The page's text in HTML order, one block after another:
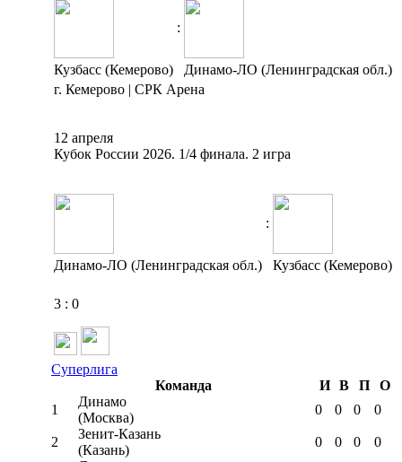
:
Кузбасс (Кемерово)
Динамо-ЛО (Ленинградская обл.)
г. Кемерово | СРК Арена
12 апреля
Кубок России 2026. 1/4 финала. 2 игра
:
Динамо-ЛО (Ленинградская обл.) Кузбасс (Кемерово)
3 : 0
Суперлига
Команда
И В П
О
1
Динамо
(Москва)
0 0 0 0
2
Зенит-Казань
(Казань)
0 0 0 0